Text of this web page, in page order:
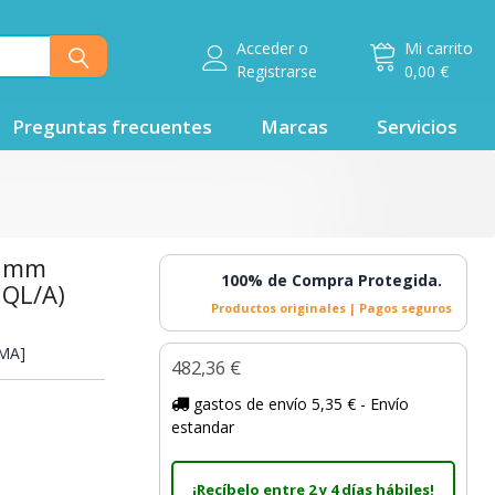
Mi carrito
0,00 €
Accedero
Registrarse
Preguntas frecuentes Marcas Servicios
A)
100% de Compra Protegida.
Productos originales | Pagos seguros
482,36 €
gastos de envío 5,35 € - Envío
estandar
¡Recíbelo entre 2 y 4 días hábiles!